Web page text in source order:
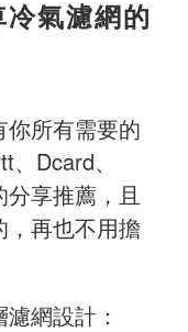
冷氣濾網的
所有需要的
Dcard、
享推薦，且
，再也不用擔
網設計：